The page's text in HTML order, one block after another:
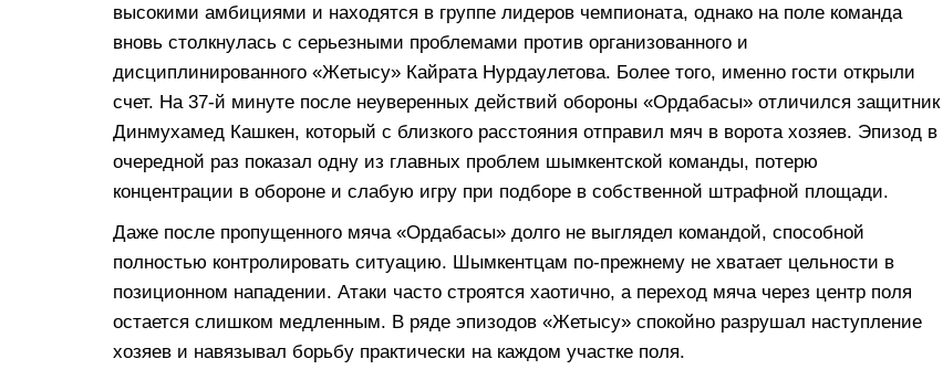
высокими амбициями и находятся в группе лидеров чемпионата, однако на поле команда
вновь столкнулась с серьезными проблемами против организованного и
дисциплинированного «Жетысу» Кайрата Нурдаулетова. Более того, именно гости открыли
счет. На 37-й минуте после неуверенных действий обороны «Ордабасы» отличился защитник
Динмухамед Кашкен, который с близкого расстояния отправил мяч в ворота хозяев. Эпизод в
очередной раз показал одну из главных проблем шымкентской команды, потерю
концентрации в обороне и слабую игру при подборе в собственной штрафной площади.
Даже после пропущенного мяча «Ордабасы» долго не выглядел командой, способной
полностью контролировать ситуацию. Шымкентцам по-прежнему не хватает цельности в
позиционном нападении. Атаки часто строятся хаотично, а переход мяча через центр поля
остается слишком медленным. В ряде эпизодов «Жетысу» спокойно разрушал наступление
хозяев и навязывал борьбу практически на каждом участке поля.